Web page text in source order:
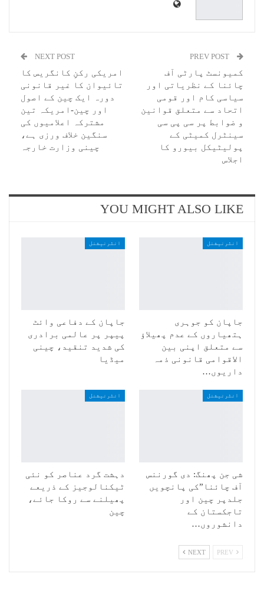
کمیونسٹ پارٹی آف
چائنا کے نظریاتی اور
سیاسی کام اور قومی
اتحاد سے متعلق قوانین
و ضوابط پر سی پی سی
سینٹرل کمیٹی کے
پولیٹیکل بیورو کا
اجلاس
NEXT POST
امریکی رکنِ کانگریس کا
تائیوان کا غیر قانونی
دورہ ایک چین کے اصول
اور چین-امریکہ تین
مشترکہ اعلامیوں کی
سنگین خلاف ورزی ہے،
چینی وزارت خارجہ
YOU MIGHT ALSO LIKE
انٹرنیشنل
جاپان کو جوہری
ہتھیاروں کے عدم پھیلاؤ
سے متعلق اپنی بین
الاقوامی قانونی ذمہ
داریوں…
انٹرنیشنل
جاپان کے دفاعی وائٹ
پیپر پر عالمی برادری
کی شدید تنقید، چینی
میڈیا
انٹرنیشنل
شی جن پھنگ: دی گورننس
آف چائنا”کی پانچویں
جلدپر چین اور
تاجکستان کے
دانشوروں…
انٹرنیشنل
دہشت گرد عناصر کو نئی
ٹیکنالوجیز کے ذریعے
پھیلنے سے روکا جائے،
چین
NEXT